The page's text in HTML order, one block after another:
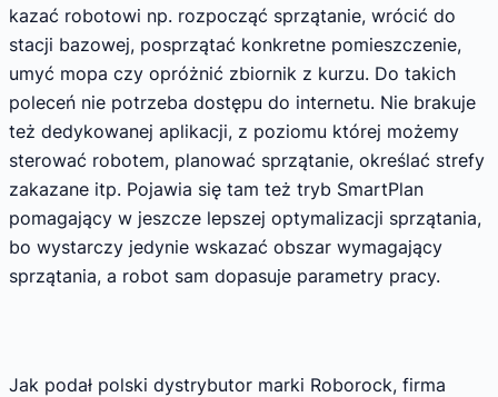
kazać robotowi np. rozpocząć sprzątanie, wrócić do
stacji bazowej, posprzątać konkretne pomieszczenie,
umyć mopa czy opróżnić zbiornik z kurzu. Do takich
poleceń nie potrzeba dostępu do internetu. Nie brakuje
też dedykowanej aplikacji, z poziomu której możemy
sterować robotem, planować sprzątanie, określać strefy
zakazane itp. Pojawia się tam też tryb SmartPlan
pomagający w jeszcze lepszej optymalizacji sprzątania,
bo wystarczy jedynie wskazać obszar wymagający
sprzątania, a robot sam dopasuje parametry pracy.
Jak podał polski dystrybutor marki Roborock, firma